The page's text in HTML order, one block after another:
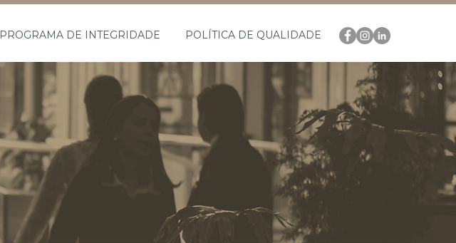
PROGRAMA DE INTEGRIDADE POLÍTICA DE QUALIDADE